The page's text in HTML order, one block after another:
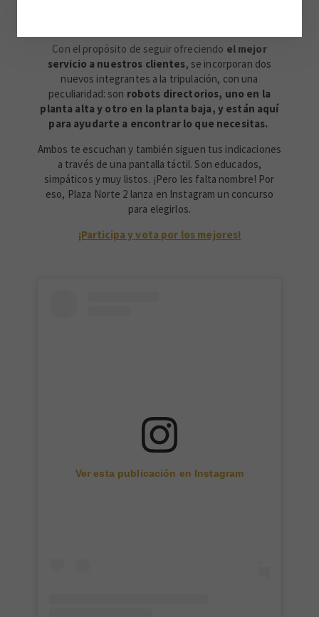
Con el propósito de seguir ofreciendo el mejor
servicio a nuestros clientes, se incorporan dos
nuevos integrantes a la tripulación, con una
peculiaridad: son robots directorios, uno en la
planta alta y otro en la planta baja, y están aquí
para ayudarte a encontrar lo que necesitas.
Ambos te escuchan y también siguen tus indicaciones
a través de una pantalla táctil. Son educados,
simpáticos y muy listos. ¡Pero les falta nombre! Por
eso, Plaza Norte 2 lanza en Instagram un concurso
para elegirlos.
¡Participa y vota por los mejores!
Ver esta publicación en Instagram